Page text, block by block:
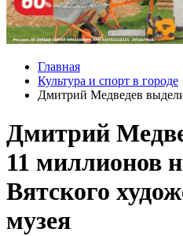
Главная
Культура и спорт в городе
Дмитрий Медведев
Дмитрий
11 миллионов
Вятского
музея